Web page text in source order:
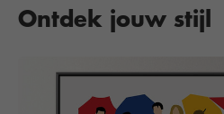
Ontdek jouw stijl